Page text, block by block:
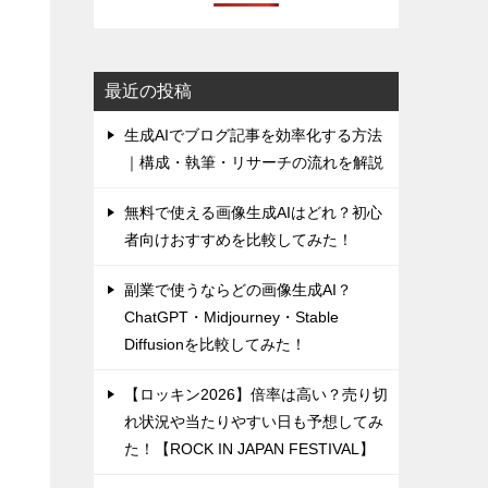
最近の投稿
生成AIでブログ記事を効率化する方法
｜構成・執筆・リサーチの流れを解説
無料で使える画像生成AIはどれ？初心
者向けおすすめを比較してみた！
副業で使うならどの画像生成AI？
ChatGPT・Midjourney・Stable
Diffusionを比較してみた！
【ロッキン2026】倍率は高い？売り切
れ状況や当たりやすい日も予想してみ
た！【ROCK IN JAPAN FESTIVAL】